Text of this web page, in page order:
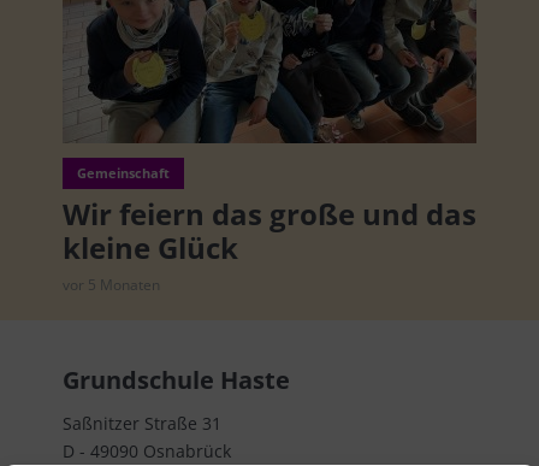
Gemeinschaft
Wir feiern das große und das
kleine Glück
vor 5 Monaten
Grundschule Haste
Saßnitzer Straße 31
D - 49090 Osnabrück